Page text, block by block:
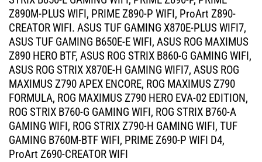
Z890M-PLUS WIFI, PRIME Z890-P WIFI, ProArt Z890-
CREATOR WIFI. ASUS TUF GAMING X870E-PLUS WIFI7,
ASUS TUF GAMING B650E-E WIFI, ASUS ROG MAXIMUS
Z890 HERO BTF, ASUS ROG STRIX B860-G GAMING WIFI,
ASUS ROG STRIX X870E-H GAMING WIFI7, ASUS ROG
MAXIMUS Z790 APEX ENCORE, ROG MAXIMUS Z790
FORMULA, ROG MAXIMUS Z790 HERO EVA-02 EDITION,
ROG STRIX B760-G GAMING WIFI, ROG STRIX B760-A
GAMING WIFI, ROG STRIX Z790-H GAMING WIFI, TUF
GAMING B760M-BTF WIFI, PRIME Z690-P WIFI D4,
ProArt Z690-CREATOR WIFI